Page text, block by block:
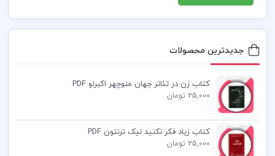
مدول ها
و…
مباحثی در نظریه حلقه ها و مدول خدیجه احمدی آملی
کتاب مباحثی در نظریه حلقه ها و مدول خدیجه احمدی
آملی
جدیدترین محصولات
کتاب زن در تئاتر جهان منوچهر اکبرلو PDF
25,000 تومان
کتاب زیاد فکر نکنید نیک ترنتون PDF
25,000 تومان